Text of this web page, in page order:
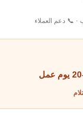
· 📞 دعم العملاء